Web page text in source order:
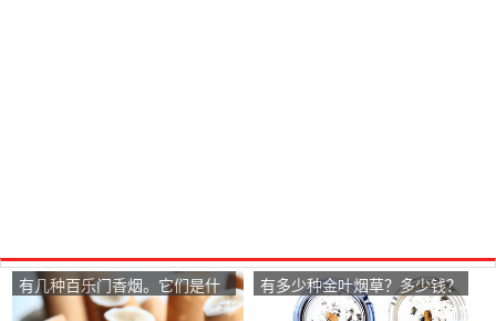
有几种百乐门香烟。它们是什
么？
有多少种金叶烟草？多少钱？